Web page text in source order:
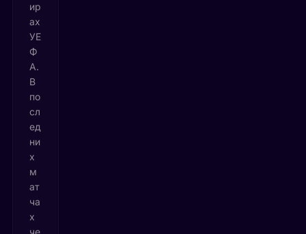
ир
ах
УЕ
Ф
А.
В
по
сл
ед
ни
х
м
ат
ча
х
че